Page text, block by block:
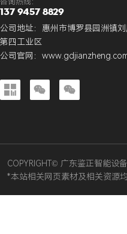
137 9457 8829
公司地址：惠州市博罗县园洲镇
第四工业区
公司官网：
  
COPYRIGHT© 广东鉴正智能设
*本站相关网页素材及相关资源